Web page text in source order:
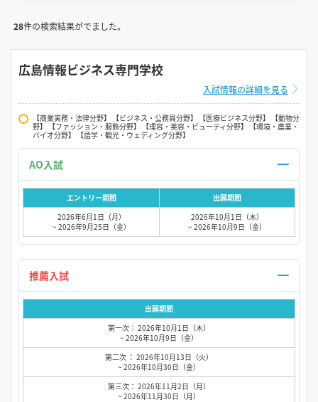
28件の検索結果がでました。
広島情報ビジネス専門学校
入試情報の詳細を見る
【商業実務・法律分野】 【ビジネス・公務員分野】 【医療ビジネス分野】 【動物分
野】 【ファッション・服飾分野】 【理容・美容・ビューティ分野】 【環境・農業・
バイオ分野】 【語学・観光・ウェディング分野】
エントリー期間
出願期間
2026年6月1日（月）
~ 2026年9月25日（金）
2026年10月1日（木）
~ 2026年10月9日（金）
出願期間
第一次： 2026年10月1日（木）
~ 2026年10月9日（金）
第二次 ： 2026年10月13日（火）
~ 2026年10月30日（金）
第三次： 2026年11月2日（月）
~ 2026年11月30日（月）